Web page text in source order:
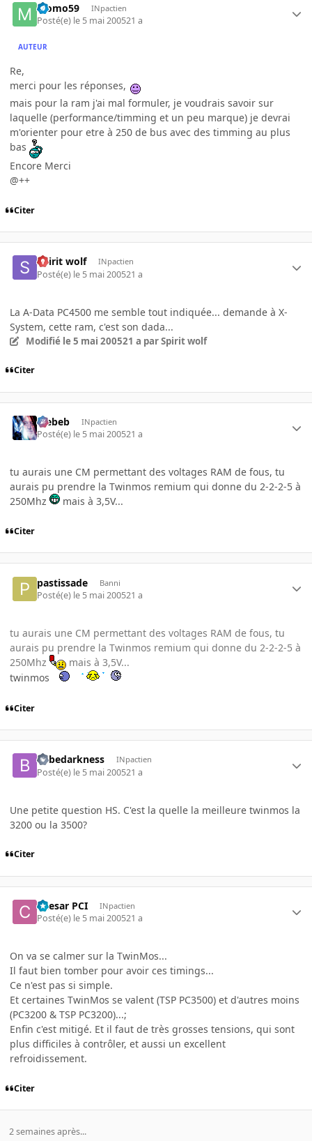
Momo59 INpactien
Posté(e) le 5 mai 200521 a
AUTEUR
Re,
merci pour les réponses,
mais pour la ram j'ai mal formuler, je voudrais savoir sur
laquelle (performance/timming et un peu marque) je devrai
m'orienter pour etre à 250 de bus avec des timming au plus
bas
Encore Merci
@++
Citer
Spirit wolf INpactien
Posté(e) le 5 mai 200521 a
La A-Data PC4500 me semble tout indiquée... demande à X-
System, cette ram, c'est son dada...
Modifié le 5 mai 200521 a par Spirit wolf
Citer
Trebeb INpactien
Posté(e) le 5 mai 200521 a
tu aurais une CM permettant des voltages RAM de fous, tu
aurais pu prendre la Twinmos remium qui donne du 2-2-2-5 à
250Mhz
mais à 3,5V...
Citer
pastissade Banni
Posté(e) le 5 mai 200521 a
tu aurais une CM permettant des voltages RAM de fous, tu
aurais pu prendre la Twinmos remium qui donne du 2-2-2-5 à
250Mhz
mais à 3,5V...
twinmos
Citer
bebedarkness INpactien
Posté(e) le 5 mai 200521 a
Une petite question HS. C'est la quelle la meilleure twinmos la
3200 ou la 3500?
Citer
Caesar PCI INpactien
Posté(e) le 5 mai 200521 a
On va se calmer sur la TwinMos...
Il faut bien tomber pour avoir ces timings...
Ce n'est pas si simple.
Et certaines TwinMos se valent (TSP PC3500) et d'autres moins
(PC3200 & TSP PC3200)...;
Enfin c'est mitigé. Et il faut de très grosses tensions, qui sont
plus difficiles à contrôler, et aussi un excellent
refroidissement.
Citer
2 semaines après...